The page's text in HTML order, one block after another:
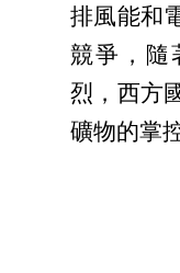
排風能和
競爭，隨
烈，西方
礦物的掌